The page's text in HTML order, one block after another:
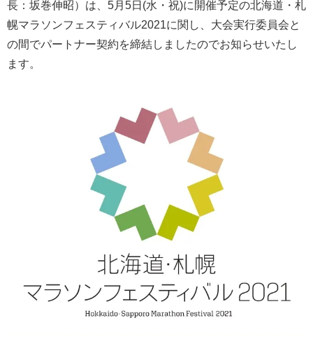
長：坂巻伸昭）は、5月5日(水・祝)に開催予定の北海道・札
幌マラソンフェスティバル2021に関し、大会実行委員会と
の間でパートナー契約を締結しましたのでお知らせいたし
ます。